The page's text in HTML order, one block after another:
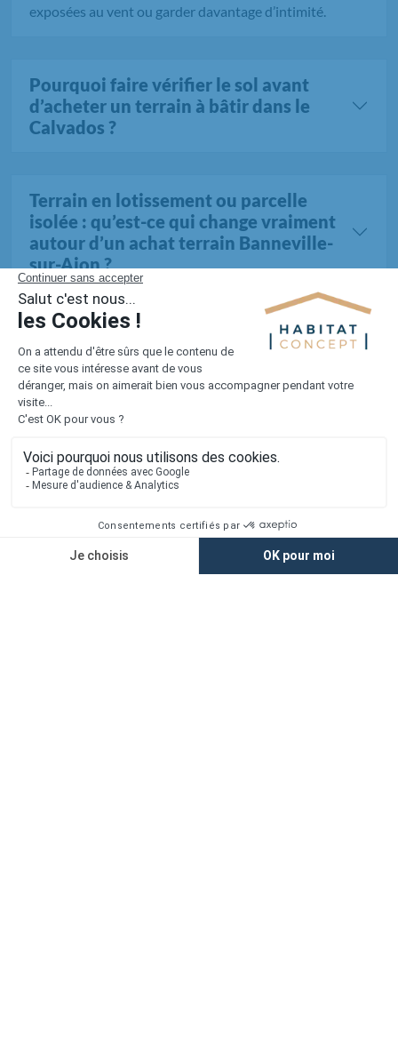
exposées au vent ou garder davantage d’intimité.
Pourquoi faire vérifier le sol avant
d’acheter un terrain à bâtir dans le
Calvados ?
Terrain en lotissement ou parcelle
isolée : qu’est-ce qui change vraiment
autour d’un achat terrain Banneville-
sur-Ajon ?
Tous les terrains dans le Calvados (512 au total)
1er constructeur régional de maisons individuelles dans la moitié